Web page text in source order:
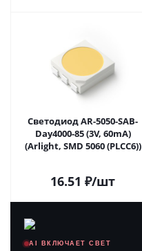
Светодиод AR-5050-SAB-
Day4000-85 (3V, 60mA)
(Arlight, SMD 5060 (PLCC6))
16.51 ₽/шт
AI ВКЛЮЧАЕТ СВЕТ